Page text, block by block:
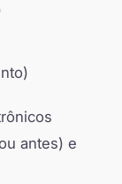
antes) e